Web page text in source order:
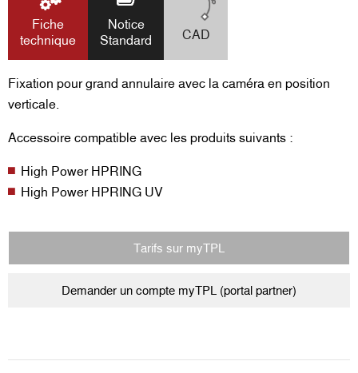
Fiche
technique
Notice
Standard
CAD
Fixation pour grand annulaire avec la caméra en position
verticale.
Accessoire compatible avec les produits suivants :
High Power HPRING
High Power HPRING UV
Tarifs sur myTPL
Demander un compte myTPL (portal partner)